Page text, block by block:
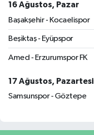
16 Ağustos, Pazar
Başakşehir - Kocaelispor
Beşiktaş - Eyüpspor
Amed - Erzurumspor FK
17 Ağustos, Pazartesi
Samsunspor - Göztepe